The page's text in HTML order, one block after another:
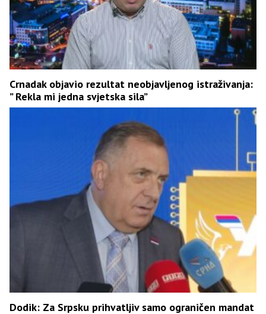
Crnadak objavio rezultat neobjavljenog istraživanja:
” Rekla mi jedna svjetska sila”
Dodik: Za Srpsku prihvatljiv samo ograničen mandat